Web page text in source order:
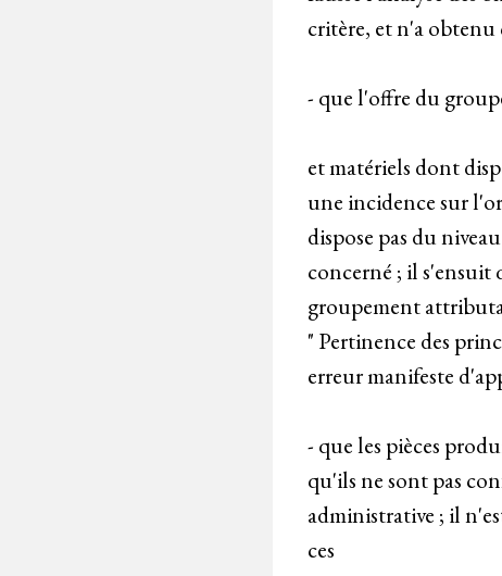
critère, et n'a obtenu
- que l'offre du
et matériels dont
une incidence sur
dispose pas du
concerné ; il s'ensuit
groupement
" Pertinence des
erreur manifeste
- que les pièces
qu'ils ne sont pas
administrative ; il
ces